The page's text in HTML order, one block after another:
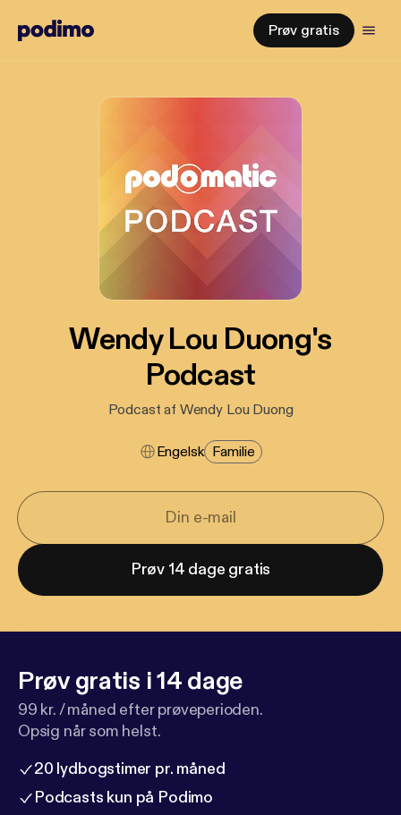
Prøv gratis
Wendy Lou Duong's
Podcast
Podcast af Wendy Lou Duong
Engelsk Familie
Prøv 14 dage gratis
Prøv gratis i 14 dage
99 kr. / måned efter prøveperioden.
Opsig når som helst.
20 lydbogstimer pr. måned
Podcasts kun på Podimo